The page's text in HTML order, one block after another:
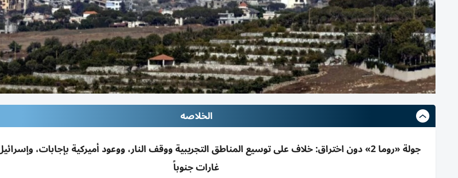
الخلاصه
جولة «روما 2» دون اختراق: خلاف على توسيع المناطق التجريبية ووقف النار، ووعود أميركية بإجابات،
غارات جنوباً